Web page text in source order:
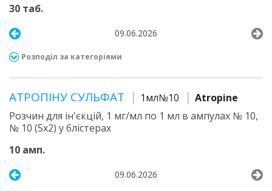
30 таб.
09.06.2026
Розподіл за категоріями
АТРОПІНУ СУЛЬФАТ 1мл№10
Atropine
Розчин для ін'єкцій, 1 мг/мл по 1 мл в ампулах № 10,
№ 10 (5х2) у блістерах
10 амп.
09.06.2026